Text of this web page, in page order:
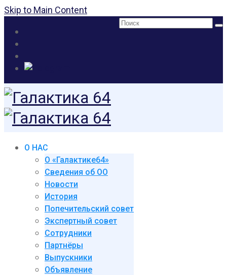
Skip to Main Content
Поиск:
О НАС
О «Галактике64»
Сведения об ОО
Новости
История
Попечительский совет
Экспертный совет
Сотрудники
Партнёры
Выпускники
Объявление